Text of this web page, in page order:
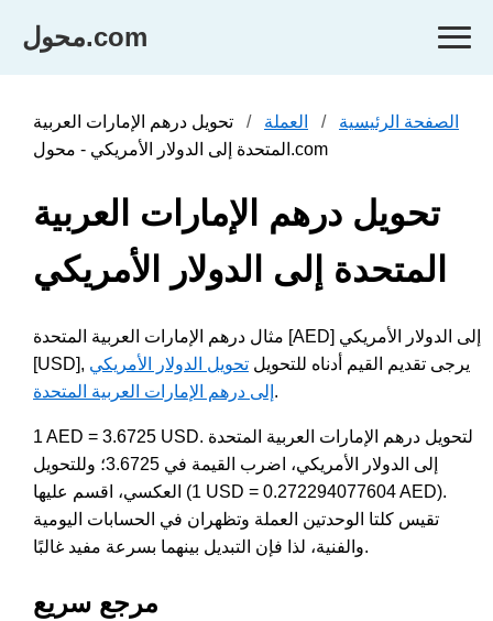
محول.com
الصفحة الرئيسية العملة
تحويل درهم الإمارات العربية
المتحدة إلى الدولار الأمريكي - محول.com
تحويل درهم الإمارات العربية
المتحدة إلى الدولار الأمريكي
مثال درهم الإمارات العربية المتحدة [AED] إلى الدولار الأمريكي
[USD], يرجى تقديم القيم أدناه للتحويل تحويل الدولار الأمريكي
إلى درهم الإمارات العربية المتحدة .
1 AED = 3.6725 USD. لتحويل درهم الإمارات العربية المتحدة
إلى الدولار الأمريكي، اضرب القيمة في 3.6725؛ وللتحويل
العكسي، اقسم عليها (1 USD = 0.272294077604 AED).
تقيس كلتا الوحدتين العملة وتظهران في الحسابات اليومية
والفنية، لذا فإن التبديل بينهما بسرعة مفيد غالبًا.
مرجع سريع